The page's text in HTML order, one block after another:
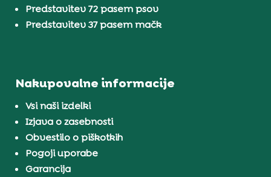
Predstavitev 72 pasem psov
Predstavitev 37 pasem mačk
Nakupovalne informacije
Vsi naši izdelki
Izjava o zasebnosti
Obvestilo o piškotkih
Pogoji uporabe
Garancija